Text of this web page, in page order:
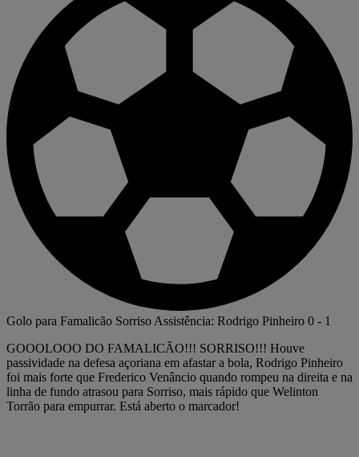
Golo para Famalicão Sorriso Assistência: Rodrigo Pinheiro 0 - 1
GOOOLOOO DO FAMALICÃO!!! SORRISO!!! Houve
passividade na defesa açoriana em afastar a bola, Rodrigo Pinheiro
foi mais forte que Frederico Venâncio quando rompeu na direita e na
linha de fundo atrasou para Sorriso, mais rápido que Welinton
Torrão para empurrar. Está aberto o marcador!